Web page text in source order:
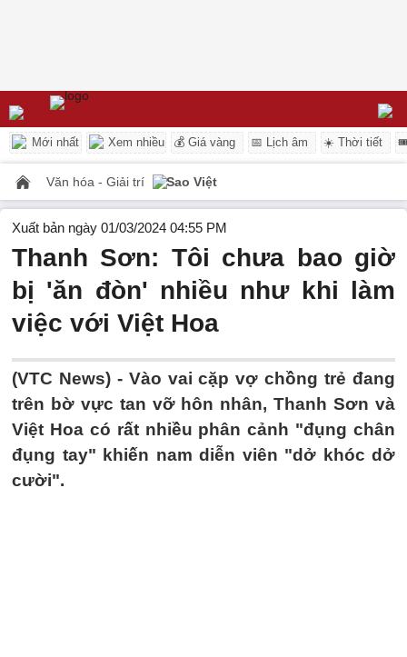
Mới nhất Xem nhiều 💰 Giá vàng 📅 Lịch âm ☀️ Thời tiết
Văn hóa - Giải trí Sao Việt
Xuất bản ngày 01/03/2024 04:55 PM
Thanh Sơn: Tôi chưa bao giờ
bị 'ăn đòn' nhiều như khi làm
việc với Việt Hoa
(VTC News) - Vào vai cặp vợ chồng trẻ đang
trên bờ vực tan vỡ hôn nhân, Thanh Sơn và
Việt Hoa có rất nhiều phân cảnh "đụng chân
đụng tay" khiến nam diễn viên "dở khóc dở
cười".